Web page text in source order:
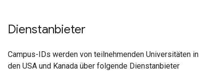
Dienstanbieter
Campus-IDs werden von teilnehmenden Universitäten in
den USA und Kanada über folgende Dienstanbieter